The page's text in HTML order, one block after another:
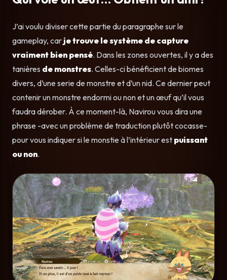
J’ai voulu diviser cette partie du paragraphe sur le
gameplay, car je trouve le système de capture
vraiment bien pensé. Dans les zones ouvertes, il y a des
tanières de monstres. Celles-ci bénéficient de biomes
divers, d’une serie de monstre et d’un nid. Ce dernier peut
contenir un monstre endormi ou non et un œuf qu’il vous
faudra dérober. À ce moment-là, Navirou vous dira une
phrase -avec un problème de traduction plutôt cocasse-
pour vous indiquer si le monstie à l’intérieur est puissant
ou non.